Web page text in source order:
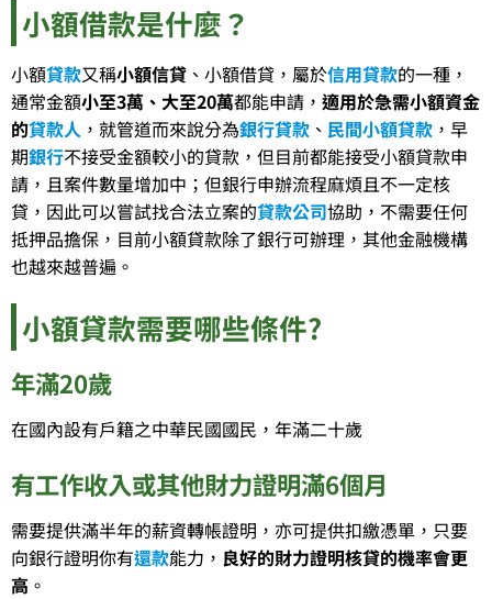
小額借款是什麼？
小額貸款又稱小額信貸 、小額借貸，屬於信用貸款的一種，
通常金額小至3萬、大至20萬都能申請， 適用於急需小額資金
的貸款人 ，就管道而來說分為銀行貸款 、 民間小額貸款 ，早
期銀行不接受金額較小的貸款，但目前都能接受小額貸款申
請，且案件數量增加中；但銀行申辦流程麻煩且不一定核
貸，因此可以嘗試找合法立案的貸款公司協助，不需要任何
抵押品擔保，目前小額貸款除了銀行可辦理，其他金融機構
也越來越普遍。
小額貸款需要哪些條件?
年滿20歲
在國內設有戶籍之中華民國國民，年滿二十歲
有工作收入或其他財力證明滿6個月
需要提供滿半年的薪資轉帳證明，亦可提供扣繳憑單，只要
向銀行證明你有還款能力， 良好的財力證明核貸的機率會更
高 。